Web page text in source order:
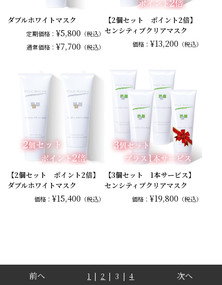
ダブルホワイトマスク
定期価格：¥5,800 （税込）
通常価格：¥7,700 （税込）
【2個セット ポイント2倍】
センシティブクリアマスク
価格： ¥13,200 （税込）
【2個セット ポイント2倍】
ダブルホワイトマスク
価格：¥15,400 （税込）
【3個セット 1本サービス】
センシティブクリアマスク
価格： ¥19,800 （税込）
前へ 1 | 2 | 3 | 4 次へ